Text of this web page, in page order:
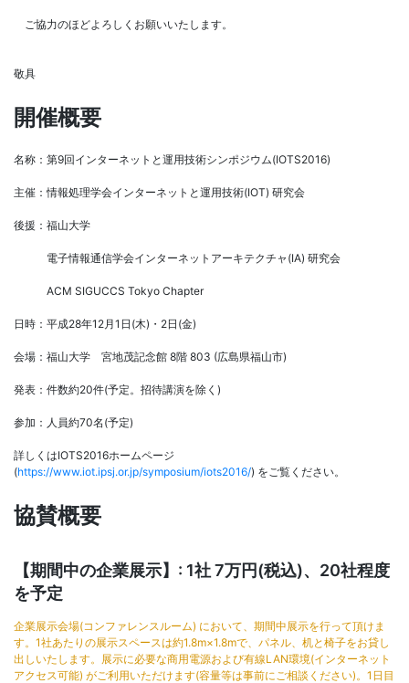
ご協力のほどよろしくお願いいたします。
敬具
開催概要
名称：第9回インターネットと運用技術シンポジウム(IOTS2016)
主催：情報処理学会インターネットと運用技術(IOT) 研究会
後援：福山大学
電子情報通信学会インターネットアーキテクチャ(IA) 研究会
ACM SIGUCCS Tokyo Chapter
日時：平成28年12月1日(木)・2日(金)
会場：福山大学 宮地茂記念館 8階 803 (広島県福山市)
発表：件数約20件(予定。招待講演を除く)
参加：人員約70名(予定)
詳しくはIOTS2016ホームページ
(https://www.iot.ipsj.or.jp/symposium/iots2016/) をご覧ください。
協賛概要
【期間中の企業展示】: 1社 7万円(税込)、20社程度
を予定
企業展示会場(コンファレンスルーム) において、期間中展示を行って頂けま
す。1社あたりの展示スペースは約1.8m×1.8mで、パネル、机と椅子をお貸し
出しいたします。展示に必要な商用電源および有線LAN環境(インターネット
アクセス可能) がご利用いただけます(容量等は事前にご相談ください)。1日目